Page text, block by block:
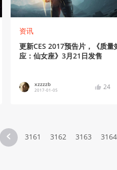
资讯
更新CES 2017预告片，《质量
应：仙女座》3月21日发售
xzzzzb
2017-01-05 24
3161 3162 3163 3164